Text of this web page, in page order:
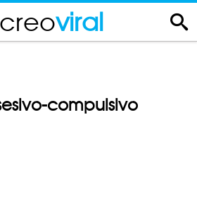
viral
compulsivo